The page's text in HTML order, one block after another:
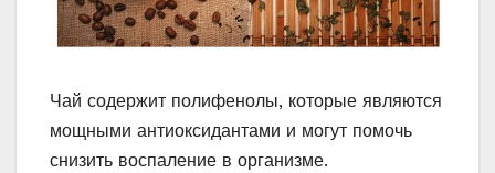
Чай содержит полифенолы, которые являются
мощными антиоксидантами и могут помочь
снизить воспаление в организме.